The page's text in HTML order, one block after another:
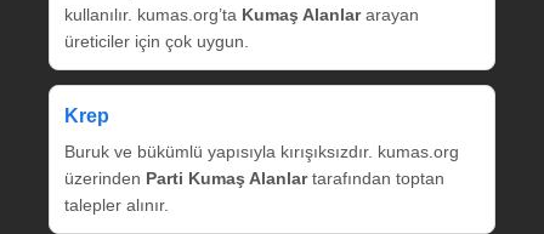
kullanılır. kumas.org’ta Kumaş Alanlararayan
üreticiler için çok uygun.
Krep
Buruk ve bükümlü yapısıyla kırışıksızdır. kumas.org
üzerinden Parti Kumaş Alanlartarafından toptan
talepler alınır.